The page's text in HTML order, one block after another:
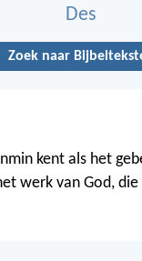
Des
Zoek naar
kent als het
werk van God,